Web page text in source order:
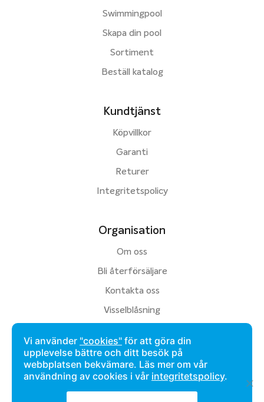
Swimmingpool
Skapa din pool
Sortiment
Beställ katalog
Kundtjänst
Köpvillkor
Garanti
Returer
Integritetspolicy
Organisation
Om oss
Bli återförsäljare
Kontakta oss
Visselblåsning
Vi använder "cookies" för att göra din
upplevelse bättre och ditt besök på
webbplatsen bekvämare. Läs mer om vår
användning av cookies i vår integritetspolicy.